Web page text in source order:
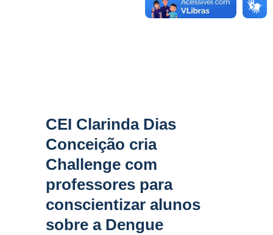
CEI Clarinda Dias
Conceição cria
Challenge com
professores para
conscientizar alunos
sobre a Dengue